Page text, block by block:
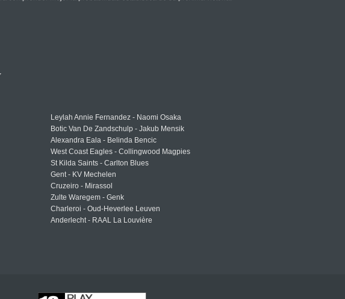
Leylah Annie Fernandez - Naomi Osaka
Botic Van De Zandschulp - Jakub Mensik
Alexandra Eala - Belinda Bencic
West Coast Eagles - Collingwood Magpies
St Kilda Saints - Carlton Blues
Gent - KV Mechelen
Cruzeiro - Mirassol
Zulte Waregem - Genk
Charleroi - Oud-Heverlee Leuven
Anderlecht - RAAL La Louvière